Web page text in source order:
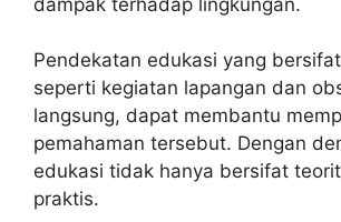
Pendekatan edukasi yang
seperti kegiatan lapangan dan
langsung, dapat membantu
pemahaman tersebut. Dengan
edukasi tidak hanya bersifat
praktis.